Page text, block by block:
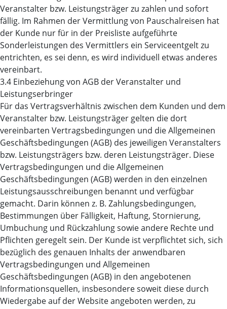
Veranstalter bzw. Leistungsträger zu zahlen und sofort
fällig. Im Rahmen der Vermittlung von Pauschalreisen hat
der Kunde nur für in der Preisliste aufgeführte
Sonderleistungen des Vermittlers ein Serviceentgelt zu
entrichten, es sei denn, es wird individuell etwas anderes
vereinbart.
3.4 Einbeziehung von AGB der Veranstalter und
Leistungserbringer
Für das Vertragsverhältnis zwischen dem Kunden und dem
Veranstalter bzw. Leistungsträger gelten die dort
vereinbarten Vertragsbedingungen und die Allgemeinen
Geschäftsbedingungen (AGB) des jeweiligen Veranstalters
bzw. Leistungsträgers bzw. deren Leistungsträger. Diese
Vertragsbedingungen und die Allgemeinen
Geschäftsbedingungen (AGB) werden in den einzelnen
Leistungsausschreibungen benannt und verfügbar
gemacht. Darin können z. B. Zahlungsbedingungen,
Bestimmungen über Fälligkeit, Haftung, Stornierung,
Umbuchung und Rückzahlung sowie andere Rechte und
Pflichten geregelt sein. Der Kunde ist verpflichtet sich, sich
bezüglich des genauen Inhalts der anwendbaren
Vertragsbedingungen und Allgemeinen
Geschäftsbedingungen (AGB) in den angebotenen
Informationsquellen, insbesondere soweit diese durch
Wiedergabe auf der Website angeboten werden, zu